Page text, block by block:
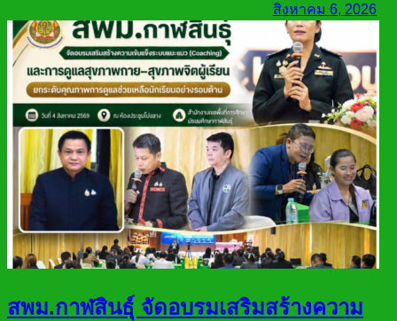
สิงหาคม 6, 2026
สพม.กาฬสินธุ์ จัดอบรมเสริมสร้างความ